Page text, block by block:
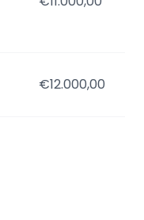
€12.000,00